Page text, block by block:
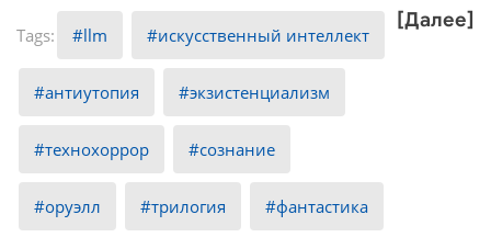
[Далее]
llm искусственный интеллект
антиутопия экзистенциализм
технохоррор сознание
оруэлл трилогия фантастика